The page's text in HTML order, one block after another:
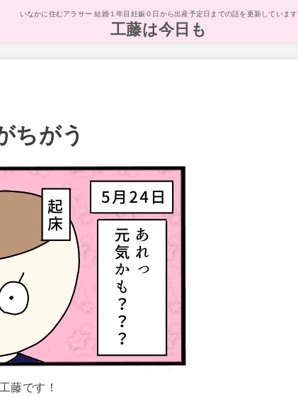
いなかに住むアラサー 結婚１年目妊娠０日から出産予定日までの話を更新しています
工藤は今日も
ちがう
藤です！